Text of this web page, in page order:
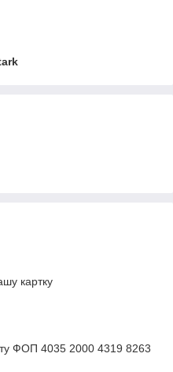
картку
ФОП 4035 2000 4319 8263